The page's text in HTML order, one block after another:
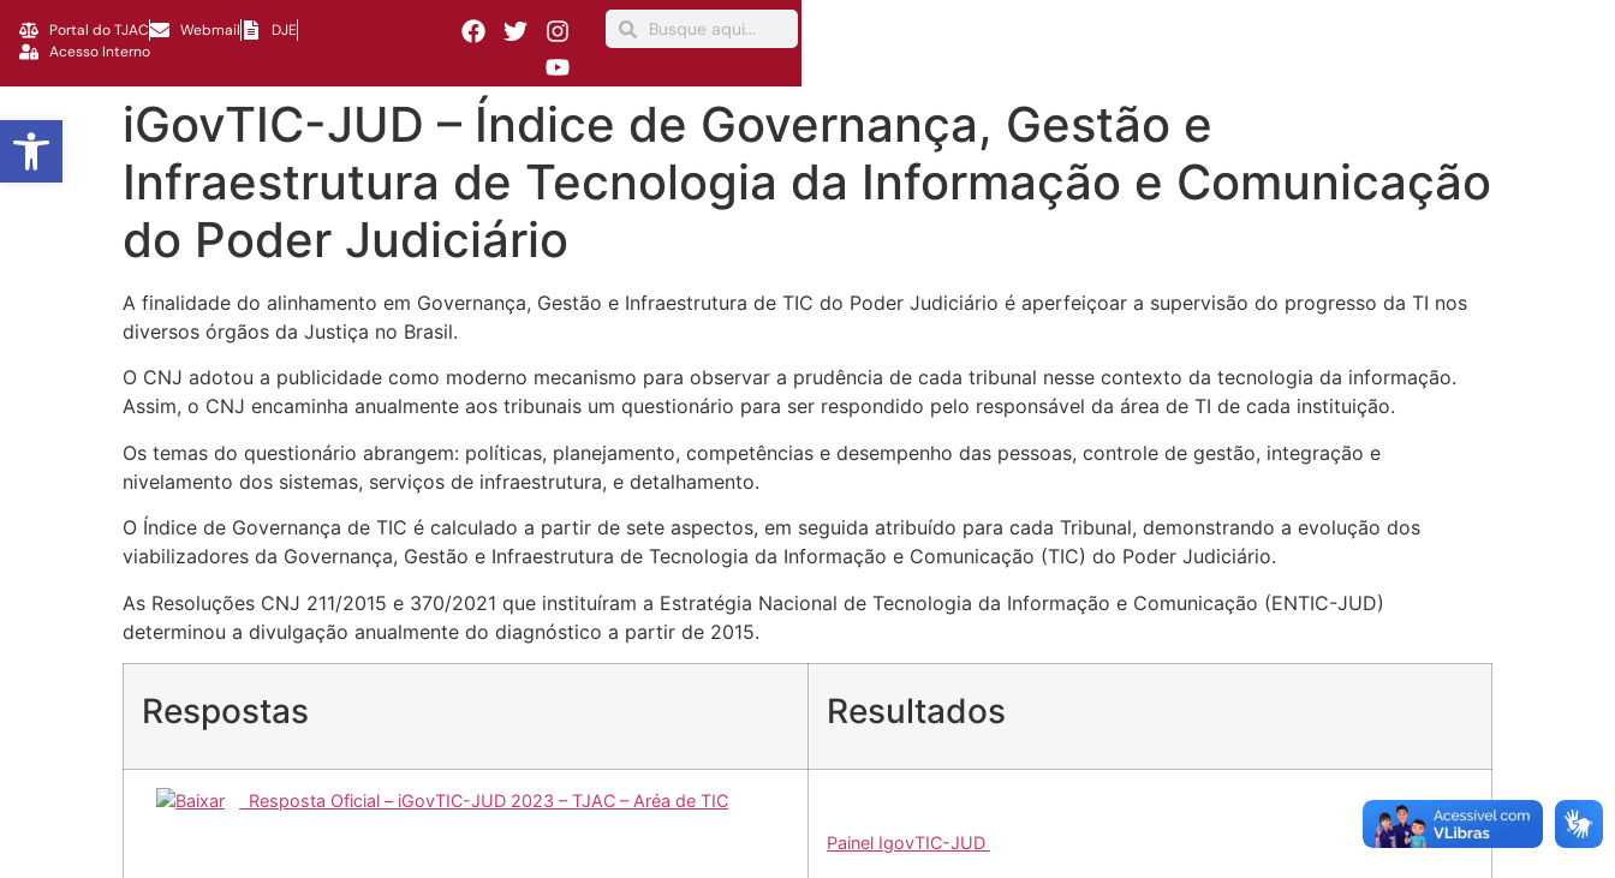
Abrir a barra de ferramentas
Portal do TJAC Webmail
DJE
Acesso Interno
iGovTIC-JUD – Índice de Governança, Gestão e
Infraestrutura de Tecnologia da Informação e Comunicação
do Poder Judiciário
A finalidade do alinhamento em Governança, Gestão e Infraestrutura de TIC do Poder Judiciário é aperfeiçoar a supervisão do progresso da TI nos
diversos órgãos da Justiça no Brasil.
O CNJ adotou a publicidade como moderno mecanismo para observar a prudência de cada tribunal nesse contexto da tecnologia da informação.
Assim, o CNJ encaminha anualmente aos tribunais um questionário para ser respondido pelo responsável da área de TI de cada instituição.
Os temas do questionário abrangem: políticas, planejamento, competências e desempenho das pessoas, controle de gestão, integração e
nivelamento dos sistemas, serviços de infraestrutura, e detalhamento.
O Índice de Governança de TIC é calculado a partir de sete aspectos, em seguida atribuído para cada Tribunal, demonstrando a evolução dos
viabilizadores da Governança, Gestão e Infraestrutura de Tecnologia da Informação e Comunicação (TIC) do Poder Judiciário.
As Resoluções CNJ 211/2015 e 370/2021 que instituíram a Estratégia Nacional de Tecnologia da Informação e Comunicação (ENTIC-JUD)
determinou a divulgação anualmente do diagnóstico a partir de 2015.
Respostas Resultados
Resposta Oficial – iGovTIC-JUD 2023 – TJAC – Aréa de TIC
Painel IgovTIC-JUD